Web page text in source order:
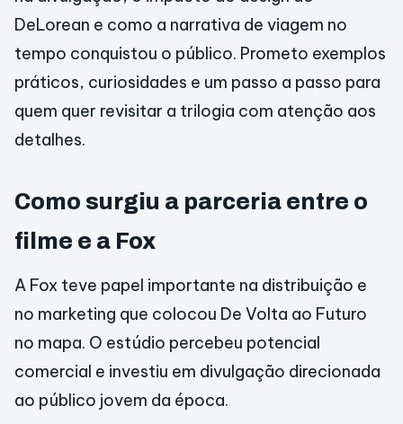
DeLorean e como a narrativa de viagem no
tempo conquistou o público. Prometo exemplos
práticos, curiosidades e um passo a passo para
quem quer revisitar a trilogia com atenção aos
detalhes.
Como surgiu a parceria entre o
filme e a Fox
A Fox teve papel importante na distribuição e
no marketing que colocou De Volta ao Futuro
no mapa. O estúdio percebeu potencial
comercial e investiu em divulgação direcionada
ao público jovem da época.